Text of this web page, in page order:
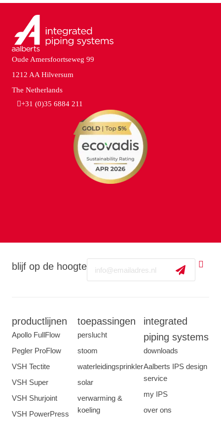
blijf op de hoogte
productlijnen
Apollo FullFlow
Pegler ProFlow
VSH Tectite
VSH Super
VSH Shurjoint
VSH PowerPress
toepassingen
perslucht
stoom
waterleidingsprinkler
solar
verwarming &
koeling
integrated
piping systems
downloads
Aalberts IPS design
service
my IPS
over ons
Oude Amersfoortseweg 99
1212 AA Hilversum
The Netherlands
+31 (0)35 6884 211